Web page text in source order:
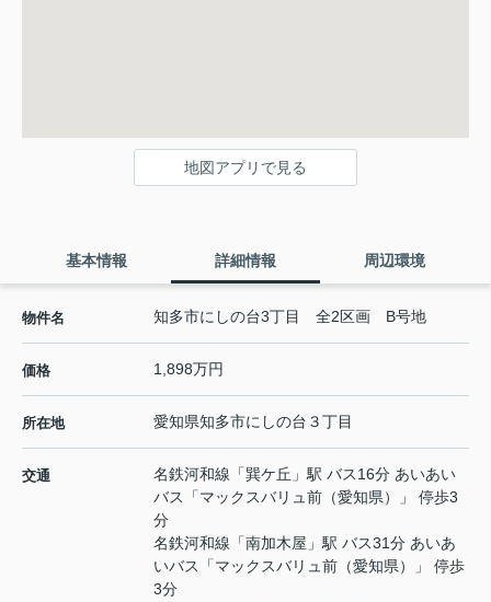
地図アプリで見る
基本情報 詳細情報 周辺環境
物件名 知多市にしの台3丁目 全2区画 B号地
価格 1,898万円
所在地 愛知県知多市にしの台 ３丁目
交通 名鉄河和線 「巽ケ丘 」駅 バス16分 あいあい
バス「マックスバリュ前（愛知県）」 停歩3
分
名鉄河和線 「南加木屋 」駅 バス31分 あいあ
いバス「マックスバリュ前（愛知県）」 停歩
3分